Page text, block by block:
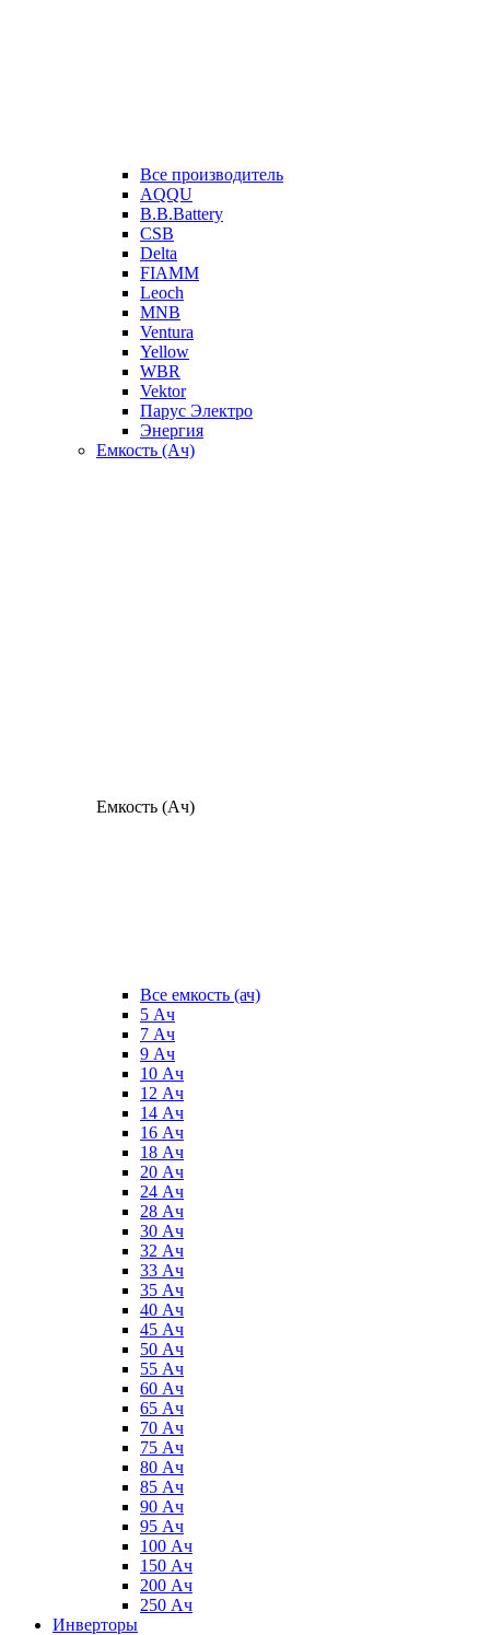
Все производитель
AQQU
B.B.Battery
CSB
Delta
FIAMM
Leoch
MNB
Ventura
Yellow
WBR
Vektor
Парус Электро
Энергия
Емкость (Ач)
Емкость (Ач)
Все емкость (ач)
5 Ач
7 Ач
9 Ач
10 Ач
12 Ач
14 Ач
16 Ач
18 Ач
20 Ач
24 Ач
28 Ач
30 Ач
32 Ач
33 Ач
35 Ач
40 Ач
45 Ач
50 Ач
55 Ач
60 Ач
65 Ач
70 Ач
75 Ач
80 Ач
85 Ач
90 Ач
95 Ач
100 Ач
150 Ач
200 Ач
250 Ач
Инверторы